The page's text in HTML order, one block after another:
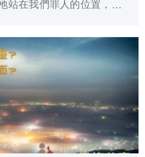
站在我們罪人的位置，被
感恩嗎？